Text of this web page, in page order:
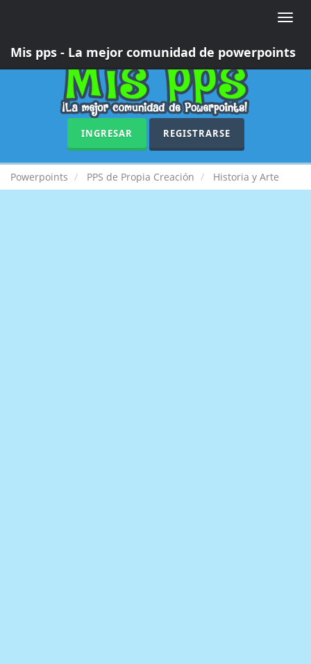
Toggle
Mis pps - La mejor comunidad de powerpoints
INGRESAR REGISTRARSE
Powerpoints PPS de Propia Creación Historia y Arte